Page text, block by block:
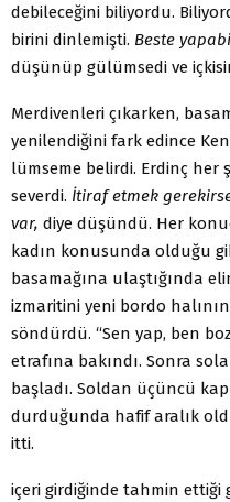
debileceğini biliyordu.
birini dinlemişti. Beste
düşünüp gülümsedi ve
Merdivenleri çıkarken,
yenilendiğini fark edince
lümseme belirdi. Erdinç her
severdi. İtiraf etmek
var, diye düşündü. Her
kadın konusunda olduğu
basamağına ulaştığında
izmaritini yeni bordo
söndürdü. “Sen yap, ben
etrafına bakındı. Sonra
başladı. Soldan üçüncü
durduğunda hafif aralık
itti.
içeri girdiğinde tahmin ettiği